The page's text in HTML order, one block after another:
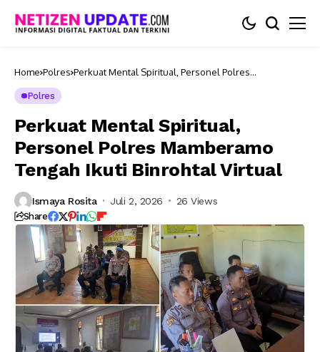
Home Polres Perkuat Mental Spiritual, Personel Polres
Polres
Perkuat Mental Spiritual,
Personel Polres Mamberamo
Tengah Ikuti Binrohtal Virtual
Ismaya Rosita Juli 2, 2026 26 Views
Share